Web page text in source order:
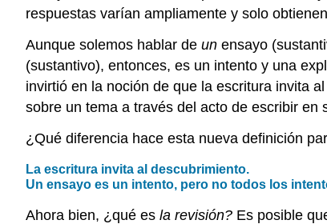
respuestas varían ampliamente y solo
Aunque solemos hablar de un ensayo
(sustantivo), entonces, es un intento y una
invirtió en la noción de que la escritura invita
sobre un tema a través del acto de escribir en
¿Qué diferencia hace esta nueva definición
La escritura invita al descubrimiento.
Un ensayo es un intento, pero no todos los
Ahora bien, ¿qué es la revisión? Es posible